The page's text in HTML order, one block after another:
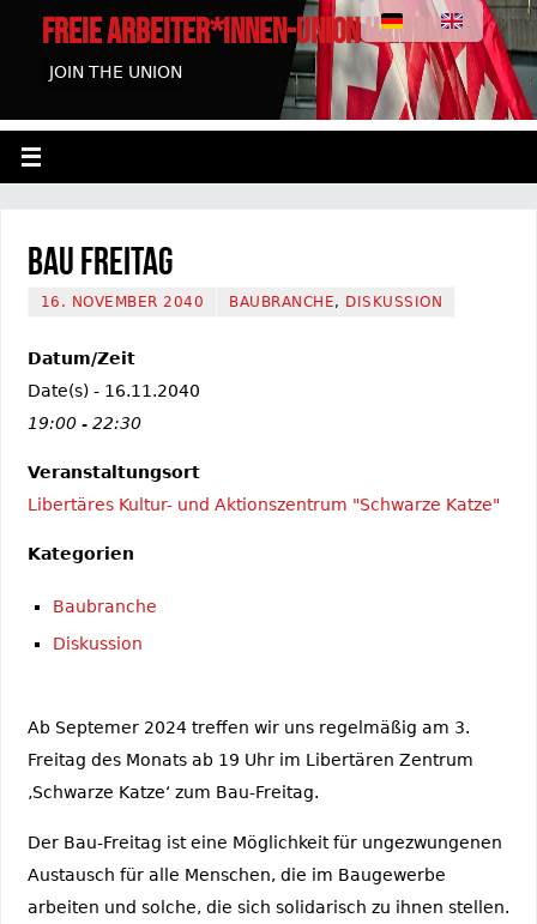
FREIE ARBEITER*INNEN-UNION HAMBURG
JOIN THE UNION
Bau Freitag
16. NOVEMBER 2040 BAUBRANCHE, DISKUSSION
Datum/Zeit
Date(s) - 16.11.2040
19:00 - 22:30
Veranstaltungsort
Libertäres Kultur- und Aktionszentrum "Schwarze Katze"
Kategorien
Baubranche
Diskussion
Ab Septemer 2024 treffen wir uns regelmäßig am 3.
Freitag des Monats ab 19 Uhr im Libertären Zentrum
‚Schwarze Katze‘ zum Bau-Freitag.
Der Bau-Freitag ist eine Möglichkeit für ungezwungenen
Austausch für alle Menschen, die im Baugewerbe
arbeiten und solche, die sich solidarisch zu ihnen stellen.